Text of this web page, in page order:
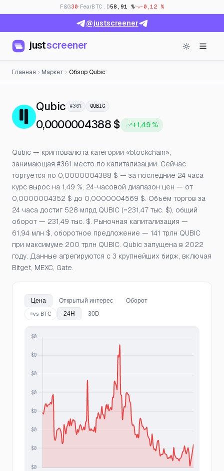
F&G30· FearBTC.D58,91 % -0,12 %
@justscreener
justscreener
Главная Маркет Обзор Qubic
Qubic— Цена, открытый интерес и
#361 QUBIC
0,0000004388 $ +1,49 %
Qubic — криптовалюта категории «blockchain»,
занимающая #361 место по капитализации. Сейчас
торгуется по 0,0000004388 $ — за последние 24 часа
курс вырос на 1,49 %. 24-часовой диапазон цен — от
0,0000004352 $ до 0,0000004569 $. Объём торгов за
24 часа достиг 528 млрд QUBIC (~231,47 тыс. $), общий
оборот — 231,49 тыс. $. Рыночная капитализация —
61,94 млн $, оборотное предложение — 141 трлн QUBIC
при максимуме 200 трлн QUBIC. Qubic запущена в 2022
году. Данные агрегируются с 3 крупнейших бирж, включая
Bitget, MEXC, Gate.
Цена Открытый интерес Оборот
vs BTC 24H 30D